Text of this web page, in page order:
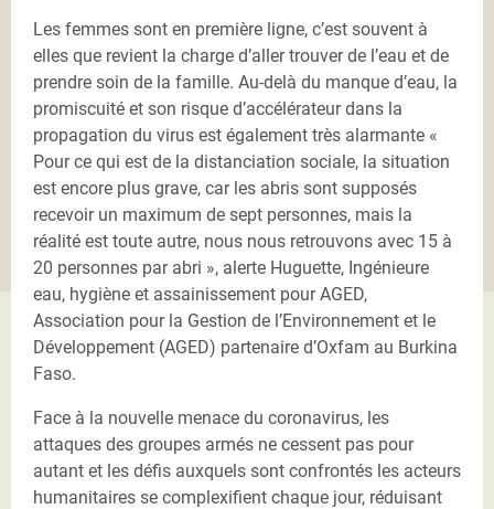
Les femmes sont en première ligne, c’est souvent à
elles que revient la charge d’aller trouver de l’eau et de
prendre soin de la famille. Au-delà du manque d’eau, la
promiscuité et son risque d’accélérateur dans la
propagation du virus est également très alarmante «
Pour ce qui est de la distanciation sociale, la situation
est encore plus grave, car les abris sont supposés
recevoir un maximum de sept personnes, mais la
réalité est toute autre, nous nous retrouvons avec 15 à
20 personnes par abri », alerte Huguette, Ingénieure
eau, hygiène et assainissement pour AGED,
Association pour la Gestion de l’Environnement et le
Développement (AGED) partenaire d’Oxfam au Burkina
Faso.
Face à la nouvelle menace du coronavirus, les
attaques des groupes armés ne cessent pas pour
autant et les défis auxquels sont confrontés les acteurs
humanitaires se complexifient chaque jour, réduisant